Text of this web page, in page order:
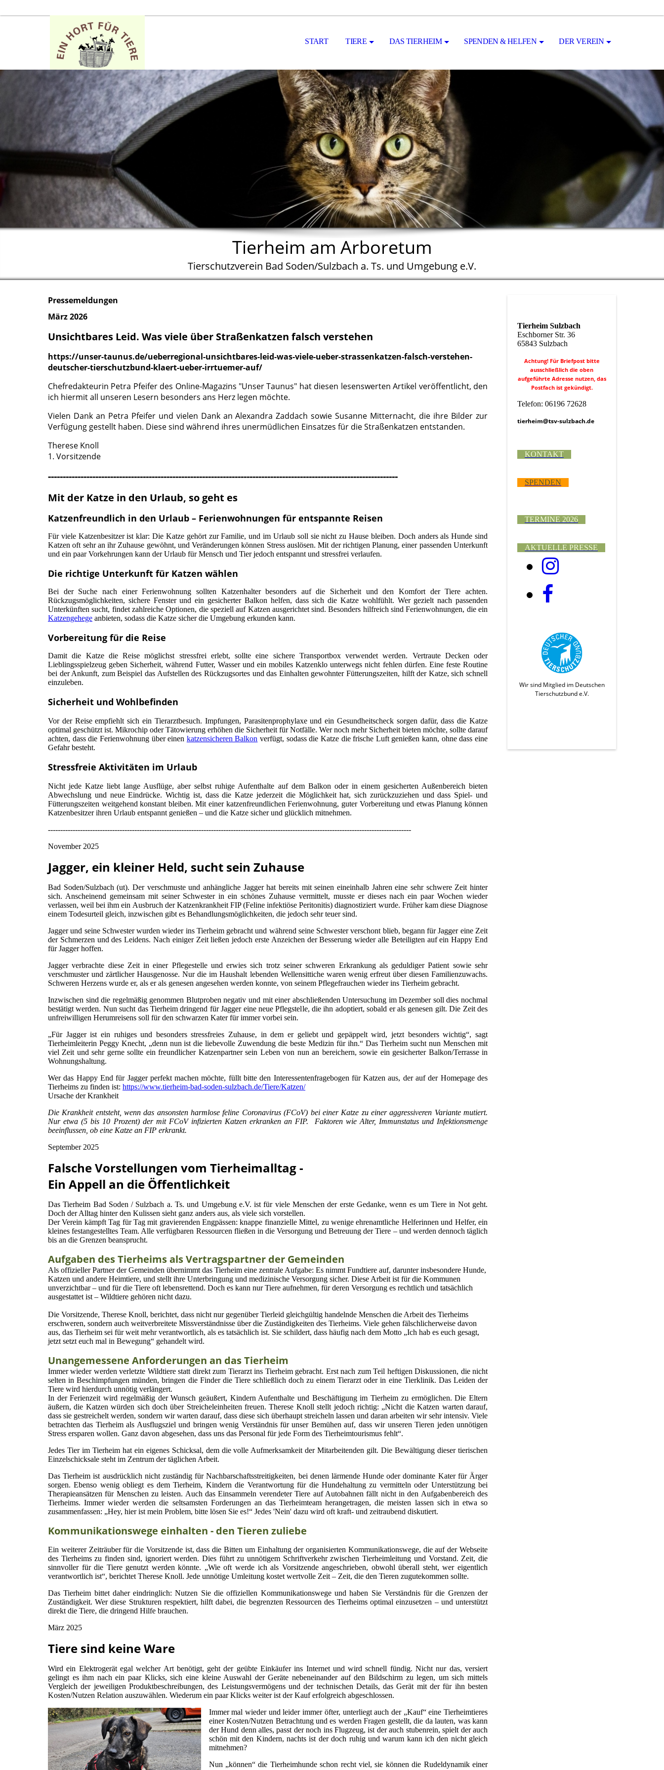
START TIERE DAS TIERHEIM SPENDEN & HELFEN DER VEREIN
Tierheim am Arboretum
Tierschutzverein Bad Soden/Sulzbach a. Ts. und Umgebung e.V.
Pressemeldungen
März 2026
Unsichtbares Leid. Was viele über Straßenkatzen falsch verstehen
https://unser-taunus.de/ueberregional-unsichtbares-leid-was-viele-ueber-strassenkatzen-falsch-verstehen-
deutscher-tierschutzbund-klaert-ueber-irrtuemer-auf/
Chefredakteurin Petra Pfeifer des Online-Magazins "Unser Taunus" hat diesen lesenswerten Artikel veröffentlicht, den
ich hiermit all unseren Lesern besonders ans Herz legen möchte.
Vielen Dank an Petra Pfeifer und vielen Dank an Alexandra Zaddach sowie Susanne Mitternacht, die ihre Bilder zur
Verfügung gestellt haben. Diese sind während ihres unermüdlichen Einsatzes für die Straßenkatzen entstanden.
Therese Knoll
1. Vorsitzende
----------------------------------------------------------------------------------------------------------------------
Mit der Katze in den Urlaub, so geht es
Katzenfreundlich in den Urlaub – Ferienwohnungen für entspannte Reisen
Für viele Katzenbesitzer ist klar: Die Katze gehört zur Familie, und im Urlaub soll sie nicht zu Hause bleiben. Doch anders als Hunde sind
Katzen oft sehr an ihr Zuhause gewöhnt, und Veränderungen können Stress auslösen. Mit der richtigen Planung, einer passenden Unterkunft
und ein paar Vorkehrungen kann der Urlaub für Mensch und Tier jedoch entspannt und stressfrei verlaufen.
Die richtige Unterkunft für Katzen wählen
Bei der Suche nach einer Ferienwohnung sollten Katzenhalter besonders auf die Sicherheit und den Komfort der Tiere achten.
Rückzugsmöglichkeiten, sichere Fenster und ein gesicherter Balkon helfen, dass sich die Katze wohlfühlt. Wer gezielt nach passenden
Unterkünften sucht, findet zahlreiche Optionen, die speziell auf Katzen ausgerichtet sind. Besonders hilfreich sind Ferienwohnungen, die ein
Katzengehege anbieten, sodass die Katze sicher die Umgebung erkunden kann.
Vorbereitung für die Reise
Damit die Katze die Reise möglichst stressfrei erlebt, sollte eine sichere Transportbox verwendet werden. Vertraute Decken oder
Lieblingsspielzeug geben Sicherheit, während Futter, Wasser und ein mobiles Katzenklo unterwegs nicht fehlen dürfen. Eine feste Routine
bei der Ankunft, zum Beispiel das Aufstellen des Rückzugsortes und das Einhalten gewohnter Fütterungszeiten, hilft der Katze, sich schnell
einzuleben.
Sicherheit und Wohlbefinden
Vor der Reise empfiehlt sich ein Tierarztbesuch. Impfungen, Parasitenprophylaxe und ein Gesundheitscheck sorgen dafür, dass die Katze
optimal geschützt ist. Mikrochip oder Tätowierung erhöhen die Sicherheit für Notfälle. Wer noch mehr Sicherheit bieten möchte, sollte darauf
achten, dass die Ferienwohnung über einen katzensicheren Balkon verfügt, sodass die Katze die frische Luft genießen kann, ohne dass eine
Gefahr besteht.
Stressfreie Aktivitäten im Urlaub
Nicht jede Katze liebt lange Ausflüge, aber selbst ruhige Aufenthalte auf dem Balkon oder in einem gesicherten Außenbereich bieten
Abwechslung und neue Eindrücke. Wichtig ist, dass die Katze jederzeit die Möglichkeit hat, sich zurückzuziehen und dass Spiel- und
Fütterungszeiten weitgehend konstant bleiben. Mit einer katzenfreundlichen Ferienwohnung, guter Vorbereitung und etwas Planung können
Katzenbesitzer ihren Urlaub entspannt genießen – und die Katze sicher und glücklich mitnehmen.
---------------------------------------------------------------------------------------------------------------------------------------------------
November 2025
Jagger, ein kleiner Held, sucht sein Zuhause
Bad Soden/Sulzbach (ut). Der verschmuste und anhängliche Jagger hat bereits mit seinen eineinhalb Jahren eine sehr schwere Zeit hinter
sich. Anscheinend gemeinsam mit seiner Schwester in ein schönes Zuhause vermittelt, musste er dieses nach ein paar Wochen wieder
verlassen, weil bei ihm ein Ausbruch der Katzenkrankheit FIP (Feline infektiöse Peritonitis) diagnostiziert wurde. Früher kam diese Diagnose
einem Todesurteil gleich, inzwischen gibt es Behandlungsmöglichkeiten, die jedoch sehr teuer sind.
Jagger und seine Schwester wurden wieder ins Tierheim gebracht und während seine Schwester verschont blieb, begann für Jagger eine Zeit
der Schmerzen und des Leidens. Nach einiger Zeit ließen jedoch erste Anzeichen der Besserung wieder alle Beteiligten auf ein Happy End
für Jagger hoffen.
Jagger verbrachte diese Zeit in einer Pflegestelle und erwies sich trotz seiner schweren Erkrankung als geduldiger Patient sowie sehr
verschmuster und zärtlicher Hausgenosse. Nur die im Haushalt lebenden Wellensittiche waren wenig erfreut über diesen Familienzuwachs.
Schweren Herzens wurde er, als er als genesen angesehen werden konnte, von seinem Pflegefrauchen wieder ins Tierheim gebracht.
Inzwischen sind die regelmäßig genommen Blutproben negativ und mit einer abschließenden Untersuchung im Dezember soll dies nochmal
bestätigt werden. Nun sucht das Tierheim dringend für Jagger eine neue Pflegstelle, die ihn adoptiert, sobald er als genesen gilt. Die Zeit des
unfreiwilligen Herumreisens soll für den schwarzen Kater für immer vorbei sein.
„Für Jagger ist ein ruhiges und besonders stressfreies Zuhause, in dem er geliebt und gepäppelt wird, jetzt besonders wichtig“, sagt
Tierheimleiterin Peggy Knecht, „denn nun ist die liebevolle Zuwendung die beste Medizin für ihn.“ Das Tierheim sucht nun Menschen mit
viel Zeit und sehr gerne sollte ein freundlicher Katzenpartner sein Leben von nun an bereichern, sowie ein gesicherter Balkon/Terrasse in
Wohnungshaltung.
Wer das Happy End für Jagger perfekt machen möchte, füllt bitte den Interessentenfragebogen für Katzen aus, der auf der Homepage des
Tierheims zu finden ist: https://www.tierheim-bad-soden-sulzbach.de/Tiere/Katzen/
Ursache der Krankheit
Die Krankheit entsteht, wenn das ansonsten harmlose feline Coronavirus (FCoV) bei einer Katze zu einer aggressiveren Variante mutiert.
Nur etwa (5 bis 10 Prozent) der mit FCoV infizierten Katzen erkranken an FIP. Faktoren wie Alter, Immunstatus und Infektionsmenge
beeinflussen, ob eine Katze an FIP erkrankt.
September 2025
Falsche Vorstellungen vom Tierheimalltag -
Ein Appell an die Öffentlichkeit
Das Tierheim Bad Soden / Sulzbach a. Ts. und Umgebung e.V. ist für viele Menschen der erste Gedanke, wenn es um Tiere in Not geht.
Doch der Alltag hinter den Kulissen sieht ganz anders aus, als viele sich vorstellen.
Der Verein kämpft Tag für Tag mit gravierenden Engpässen: knappe finanzielle Mittel, zu wenige ehrenamtliche Helferinnen und Helfer, ein
kleines festangestelltes Team. Alle verfügbaren Ressourcen fließen in die Versorgung und Betreuung der Tiere – und werden dennoch täglich
bis an die Grenzen beansprucht.
Aufgaben des Tierheims als Vertragspartner der Gemeinden
Als offizieller Partner der Gemeinden übernimmt das Tierheim eine zentrale Aufgabe: Es nimmt Fundtiere auf, darunter insbesondere Hunde,
Katzen und andere Heimtiere, und stellt ihre Unterbringung und medizinische Versorgung sicher. Diese Arbeit ist für die Kommunen
unverzichtbar – und für die Tiere oft lebensrettend. Doch es kann nur Tiere aufnehmen, für deren Versorgung es rechtlich und tatsächlich
ausgestattet ist – Wildtiere gehören nicht dazu.
Die Vorsitzende, Therese Knoll, berichtet, dass nicht nur gegenüber Tierleid gleichgültig handelnde Menschen die Arbeit des Tierheims
erschweren, sondern auch weitverbreitete Missverständnisse über die Zuständigkeiten des Tierheims. Viele gehen fälschlicherweise davon
aus, das Tierheim sei für weit mehr verantwortlich, als es tatsächlich ist. Sie schildert, dass häufig nach dem Motto „Ich hab es euch gesagt,
jetzt setzt euch mal in Bewegung“ gehandelt wird.
Unangemessene Anforderungen an das Tierheim
Immer wieder werden verletzte Wildtiere statt direkt zum Tierarzt ins Tierheim gebracht. Erst nach zum Teil heftigen Diskussionen, die nicht
selten in Beschimpfungen münden, bringen die Finder die Tiere schließlich doch zu einem Tierarzt oder in eine Tierklinik. Das Leiden der
Tiere wird hierdurch unnötig verlängert.
In der Ferienzeit wird regelmäßig der Wunsch geäußert, Kindern Aufenthalte und Beschäftigung im Tierheim zu ermöglichen. Die Eltern
äußern, die Katzen würden sich doch über Streicheleinheiten freuen. Therese Knoll stellt jedoch richtig: „Nicht die Katzen warten darauf,
dass sie gestreichelt werden, sondern wir warten darauf, dass diese sich überhaupt streicheln lassen und daran arbeiten wir sehr intensiv. Viele
betrachten das Tierheim als Ausflugsziel und bringen wenig Verständnis für unser Bemühen auf, dass wir unseren Tieren jeden unnötigen
Stress ersparen wollen. Ganz davon abgesehen, dass uns das Personal für jede Form des Tierheimtourismus fehlt“.
Jedes Tier im Tierheim hat ein eigenes Schicksal, dem die volle Aufmerksamkeit der Mitarbeitenden gilt. Die Bewältigung dieser tierischen
Einzelschicksale steht im Zentrum der täglichen Arbeit.
Das Tierheim ist ausdrücklich nicht zuständig für Nachbarschaftsstreitigkeiten, bei denen lärmende Hunde oder dominante Kater für Ärger
sorgen. Ebenso wenig obliegt es dem Tierheim, Kindern die Verantwortung für die Hundehaltung zu vermitteln oder Unterstützung bei
Therapieansätzen für Menschen zu leisten. Auch das Einsammeln verendeter Tiere auf Autobahnen fällt nicht in den Aufgabenbereich des
Tierheims. Immer wieder werden die seltsamsten Forderungen an das Tierheimteam herangetragen, die meisten lassen sich in etwa so
zusammenfassen: „Hey, hier ist mein Problem, bitte lösen Sie es!“ Jedes 'Nein' dazu wird oft kraft- und zeitraubend diskutiert.
Kommunikationswege einhalten - den Tieren zuliebe
Ein weiterer Zeiträuber für die Vorsitzende ist, dass die Bitten um Einhaltung der organisierten Kommunikationswege, die auf der Webseite
des Tierheims zu finden sind, ignoriert werden. Dies führt zu unnötigem Schriftverkehr zwischen Tierheimleitung und Vorstand. Zeit, die
sinnvoller für die Tiere genutzt werden könnte. „Wie oft werde ich als Vorsitzende angeschrieben, obwohl überall steht, wer eigentlich
verantwortlich ist“, berichtet Therese Knoll. Jede unnötige Umleitung kostet wertvolle Zeit – Zeit, die den Tieren zugutekommen sollte.
Das Tierheim bittet daher eindringlich: Nutzen Sie die offiziellen Kommunikationswege und haben Sie Verständnis für die Grenzen der
Zuständigkeit. Wer diese Strukturen respektiert, hilft dabei, die begrenzten Ressourcen des Tierheims optimal einzusetzen – und unterstützt
direkt die Tiere, die dringend Hilfe brauchen.
März 2025
Tiere sind keine Ware
Wird ein Elektrogerät egal welcher Art benötigt, geht der geübte Einkäufer ins Internet und wird schnell fündig. Nicht nur das, versiert
gelingt es ihm nach ein paar Klicks, sich eine kleine Auswahl der Geräte nebeneinander auf den Bildschirm zu legen, um sich mittels
Vergleich der jeweiligen Produktbeschreibungen, des Leistungsvermögens und der technischen Details, das Gerät mit der für ihn besten
Kosten/Nutzen Relation auszuwählen. Wiederum ein paar Klicks weiter ist der Kauf erfolgreich abgeschlossen.
Immer mal wieder und leider immer öfter, unterliegt auch der „Kauf“ eine Tierheimtieres
einer Kosten/Nutzen Betrachtung und es werden Fragen gestellt, die da lauten, was kann
der Hund denn alles, passt der noch ins Flugzeug, ist der auch stubenrein, spielt der auch
schön mit den Kindern, nachts ist der doch ruhig und warum kann ich den nicht gleich
mitnehmen?
Nun „können“ die Tierheimhunde schon recht viel, sie können die Rudeldynamik einer
Tierheim Sulzbach
Eschborner Str. 36
65843 Sulzbach
Achtung! Für Briefpost bitte
ausschließlich die oben
aufgeführte Adresse nutzen, das
Postfach ist gekündigt.
Telefon: 06196 72628
tierheim@tsv-sulzbach.de
KONTAKT
SPENDEN
TERMINE 2026
AKTUELLE PRESSE
Wir sind Mitglied im Deutschen
Tierschutzbund e.V.